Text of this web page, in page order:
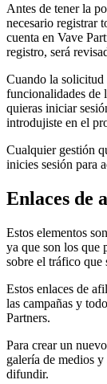
Antes de tener la
necesario registrar
cuenta en Vave
registro, será
Cuando la solicitud
funcionalidades de
quieras iniciar
introdujiste en el
Cualquier gestión
inicies sesión para
Enlaces de
Estos elementos
ya que son los que
sobre el tráfico que
Estos enlaces de
las campañas y
Partners.
Para crear un
galería de medios
difundir.